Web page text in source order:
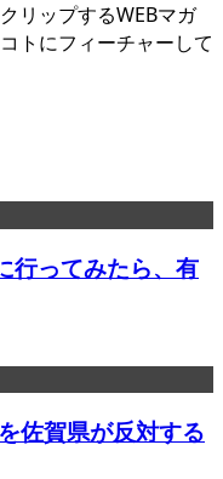
リップするWEBマガ
トにフィーチャーして
行ってみたら、有
佐賀県が反対する